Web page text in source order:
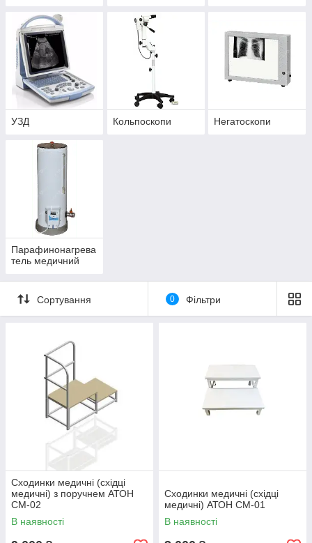
УЗД Кольпоскопи Негатоскопи
Парафинонагрева
тель медичний
Сортування 0 Фільтри
Сходинки медичні (східці
медичні) з поручнем АТОН
СМ-02
В наявності
Сходинки медичні (східці
медичні) АТОН СМ-01
В наявності